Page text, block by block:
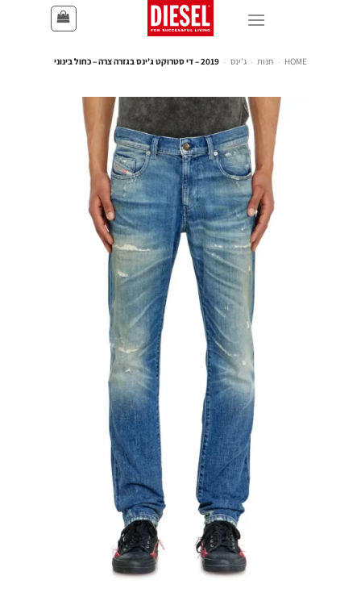
HOME
- חנות - ג'ינס - 2019 – די סטרוקט ג'ינס בגזרה צרה – כחול בינוני